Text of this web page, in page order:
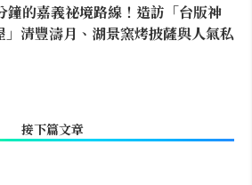
鐘的嘉義祕境路線！造訪「台版神
」清豐濤月、湖景窯烤披薩與人氣私
接下篇文章